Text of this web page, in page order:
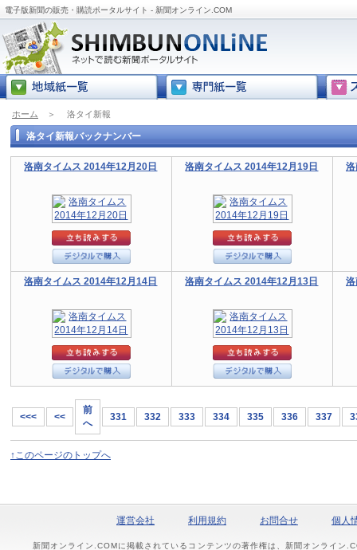
電子版新聞の販売・購読ポータルサイト - 新聞オンライン.COM
ホーム ＞ 洛タイ新報
洛タイ新報バックナンバー
洛南タイムス 2014年12月20日 洛南タイムス 2014年12月19日
洛南タイムス 2014年12月14日 洛南タイムス 2014年12月13日
<<< <<
前
へ
331 332 333 334 335 336 337
↑このページのトップへ
運営会社 利用規約 お問合せ 個人
新聞オンライン.COMに掲載されているコンテンツの著作権は、新聞オンライン